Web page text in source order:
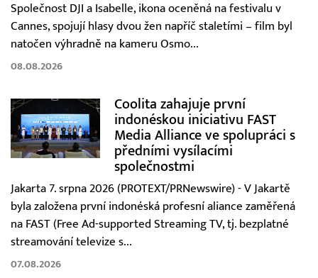
Společnost DJI a Isabelle, ikona oceněná na festivalu v
Cannes, spojují hlasy dvou žen napříč staletími – film byl
natočen výhradně na kameru Osmo...
08.08.2026
Coolita zahajuje první
indonéskou iniciativu FAST
Media Alliance ve spolupráci s
předními vysílacími
společnostmi
Jakarta 7. srpna 2026 (PROTEXT/PRNewswire) - V Jakartě
byla založena první indonéská profesní aliance zaměřená
na FAST (Free Ad-supported Streaming TV, tj. bezplatné
streamování televize s...
07.08.2026